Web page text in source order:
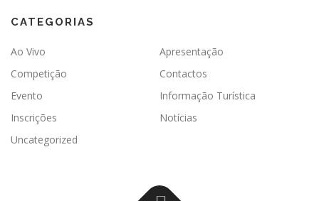
CATEGORIAS
Ao Vivo
Apresentação
Competição
Contactos
Evento
Informação Turística
Inscrições
Notícias
Uncategorized